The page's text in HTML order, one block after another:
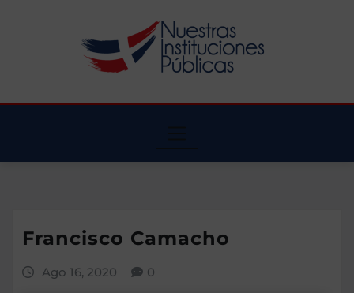
Francisco Camacho
Ago 16, 2020 0